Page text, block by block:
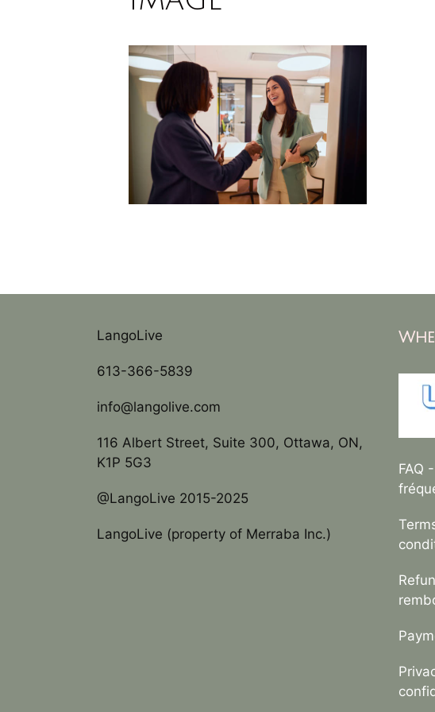
LangoLive
613-366-5839
info@langolive.com
116 Albert Street, Suite 300, Ottawa, ON,
K1P 5G3
@LangoLive 2015-2025
LangoLive (property of Merraba Inc.)
FAQ